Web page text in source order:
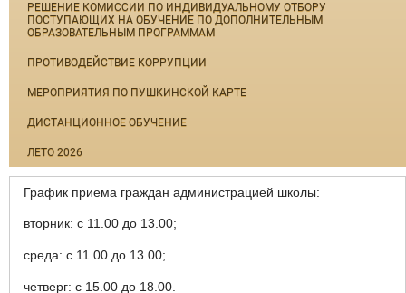
РЕШЕНИЕ КОМИССИИ ПО ИНДИВИДУАЛЬНОМУ ОТБОРУ
ПОСТУПАЮЩИХ НА ОБУЧЕНИЕ ПО ДОПОЛНИТЕЛЬНЫМ
ОБРАЗОВАТЕЛЬНЫМ ПРОГРАММАМ
ПРОТИВОДЕЙСТВИЕ КОРРУПЦИИ
МЕРОПРИЯТИЯ ПО ПУШКИНСКОЙ КАРТЕ
ДИСТАНЦИОННОЕ ОБУЧЕНИЕ
ЛЕТО 2026
График приема граждан администрацией школы:
вторник: с 11.00 до 13.00;
среда: с 11.00 до 13.00;
четверг: с 15.00 до 18.00.